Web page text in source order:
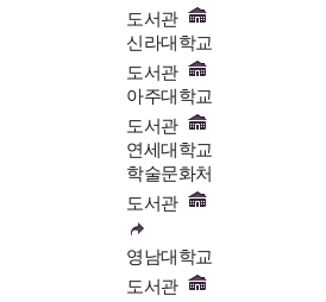
도서관
신라대학교
도서관
아주대학교
도서관
연세대학교
학술문화처
도서관
영남대학교
도서관